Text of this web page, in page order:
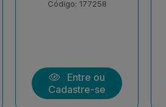
Código: 198083
Entre ou
Cadastre-se